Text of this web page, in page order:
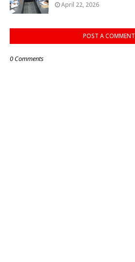
April 22, 2026
POST A COMMENT
0 Comments